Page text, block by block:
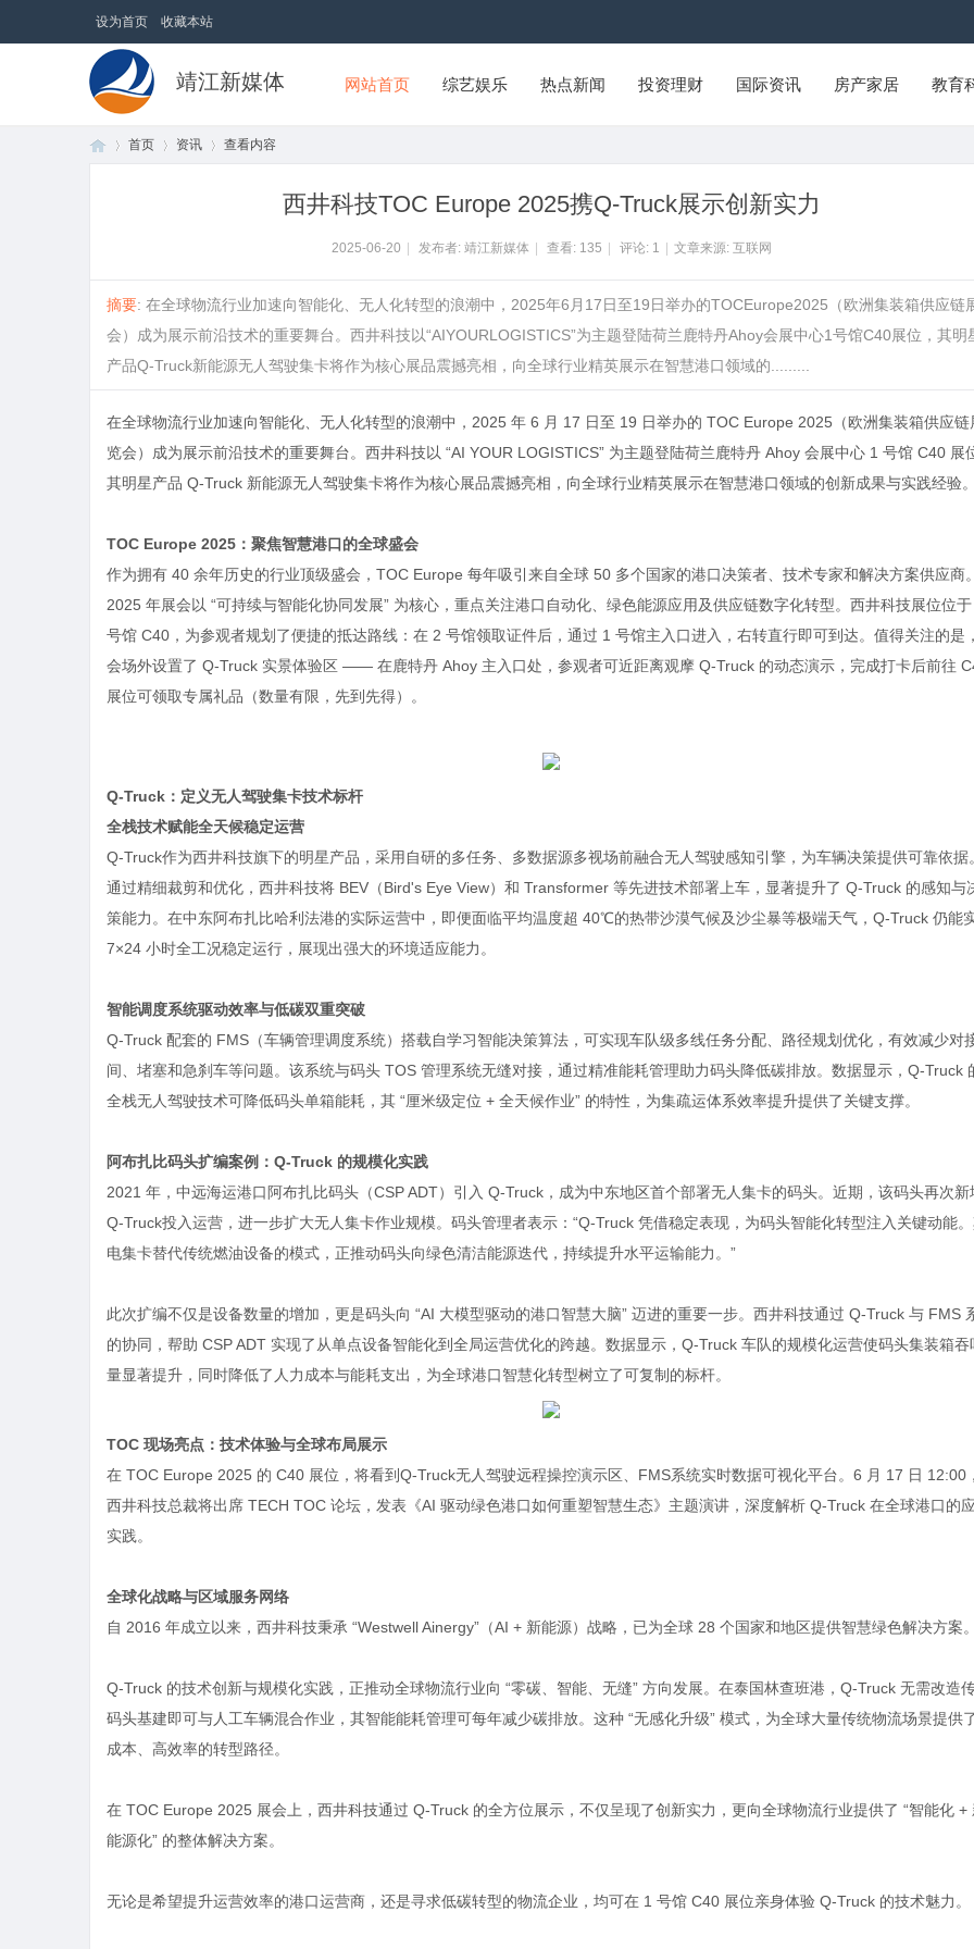
设为首页 收藏本站
靖江新媒体 网站首页 综艺娱乐 热点新闻 投资理财 国际资讯 房产家居 教育
首页 资讯 查看内容
西井科技TOC Europe 2025携Q-Truck展示创新实力
2025-06-20 发布者: 靖江新媒体 查看: 135 评论: 1 文章来源: 互联网
摘要: 在全球物流行业加速向智能化、无人化转型的浪潮中，2025年6月17日至19日举办的TOCEurope2025（欧洲集装箱供应链
会）成为展示前沿技术的重要舞台。西井科技以“AIYOURLOGISTICS”为主题登陆荷兰鹿特丹Ahoy会展中心1号馆C40展位，其明
产品Q-Truck新能源无人驾驶集卡将作为核心展品震撼亮相，向全球行业精英展示在智慧港口领域的.........
在全球物流行业加速向智能化、无人化转型的浪潮中，2025 年 6 月 17 日至 19 日举办的 TOC Europe 2025（欧洲集装箱供应链
览会）成为展示前沿技术的重要舞台。西井科技以 “AI YOUR LOGISTICS” 为主题登陆荷兰鹿特丹 Ahoy 会展中心 1 号馆 C40 展
其明星产品 Q-Truck 新能源无人驾驶集卡将作为核心展品震撼亮相，向全球行业精英展示在智慧港口领域的创新成果与实践经验。
TOC Europe 2025：聚焦智慧港口的全球盛会
作为拥有 40 余年历史的行业顶级盛会，TOC Europe 每年吸引来自全球 50 多个国家的港口决策者、技术专家和解决方案供应商。
2025 年展会以 “可持续与智能化协同发展” 为核心，重点关注港口自动化、绿色能源应用及供应链数字化转型。西井科技展位位于
号馆 C40，为参观者规划了便捷的抵达路线：在 2 号馆领取证件后，通过 1 号馆主入口进入，右转直行即可到达。值得关注的是
会场外设置了 Q-Truck 实景体验区 —— 在鹿特丹 Ahoy 主入口处，参观者可近距离观摩 Q-Truck 的动态演示，完成打卡后前往
展位可领取专属礼品（数量有限，先到先得）。
Q-Truck：定义无人驾驶集卡技术标杆
全栈技术赋能全天候稳定运营
Q-Truck作为西井科技旗下的明星产品，采用自研的多任务、多数据源多视场前融合无人驾驶感知引擎，为车辆决策提供可靠依据。
通过精细裁剪和优化，西井科技将 BEV（Bird's Eye View）和 Transformer 等先进技术部署上车，显著提升了 Q-Truck 的感知与
策能力。在中东阿布扎比哈利法港的实际运营中，即便面临平均温度超 40℃的热带沙漠气候及沙尘暴等极端天气，Q-Truck 仍能
7×24 小时全工况稳定运行，展现出强大的环境适应能力。
智能调度系统驱动效率与低碳双重突破
Q-Truck 配套的 FMS（车辆管理调度系统）搭载自学习智能决策算法，可实现车队级多线任务分配、路径规划优化，有效减少对
间、堵塞和急刹车等问题。该系统与码头 TOS 管理系统无缝对接，通过精准能耗管理助力码头降低碳排放。数据显示，Q-Truck
全栈无人驾驶技术可降低码头单箱能耗，其 “厘米级定位 + 全天候作业” 的特性，为集疏运体系效率提升提供了关键支撑。
阿布扎比码头扩编案例：Q-Truck 的规模化实践
2021 年，中远海运港口阿布扎比码头（CSP ADT）引入 Q-Truck，成为中东地区首个部署无人集卡的码头。近期，该码头再次新
Q-Truck投入运营，进一步扩大无人集卡作业规模。码头管理者表示：“Q-Truck 凭借稳定表现，为码头智能化转型注入关键动能
电集卡替代传统燃油设备的模式，正推动码头向绿色清洁能源迭代，持续提升水平运输能力。”
此次扩编不仅是设备数量的增加，更是码头向 “AI 大模型驱动的港口智慧大脑” 迈进的重要一步。西井科技通过 Q-Truck 与 FMS
的协同，帮助 CSP ADT 实现了从单点设备智能化到全局运营优化的跨越。数据显示，Q-Truck 车队的规模化运营使码头集装箱吞
量显著提升，同时降低了人力成本与能耗支出，为全球港口智慧化转型树立了可复制的标杆。
TOC 现场亮点：技术体验与全球布局展示
在 TOC Europe 2025 的 C40 展位，将看到Q-Truck无人驾驶远程操控演示区、FMS系统实时数据可视化平台。6 月 17 日 12:00，
西井科技总裁将出席 TECH TOC 论坛，发表《AI 驱动绿色港口如何重塑智慧生态》主题演讲，深度解析 Q-Truck 在全球港口的
实践。
全球化战略与区域服务网络
自 2016 年成立以来，西井科技秉承 “Westwell Ainergy”（AI + 新能源）战略，已为全球 28 个国家和地区提供智慧绿色解决方案。
Q-Truck 的技术创新与规模化实践，正推动全球物流行业向 “零碳、智能、无缝” 方向发展。在泰国林查班港，Q-Truck 无需改造
码头基建即可与人工车辆混合作业，其智能能耗管理可每年减少碳排放。这种 “无感化升级” 模式，为全球大量传统物流场景提供
成本、高效率的转型路径。
在 TOC Europe 2025 展会上，西井科技通过 Q-Truck 的全方位展示，不仅呈现了创新实力，更向全球物流行业提供了 “智能化 +
能源化” 的整体解决方案。
无论是希望提升运营效率的港口运营商，还是寻求低碳转型的物流企业，均可在 1 号馆 C40 展位亲身体验 Q-Truck 的技术魅力。